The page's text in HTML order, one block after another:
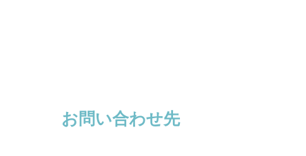
お問い合わせ先